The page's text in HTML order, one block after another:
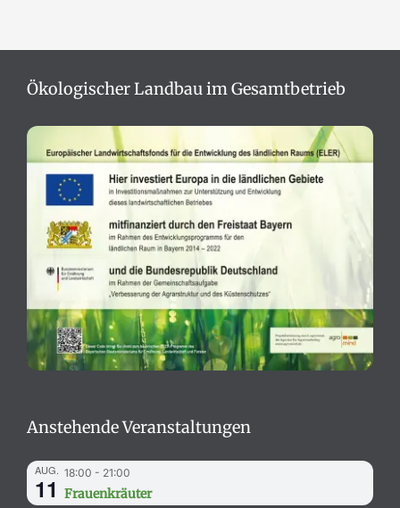
Ökologischer Landbau im Gesamtbetrieb
Anstehende Veranstaltungen
AUG.
11
18:00 - 21:00
Frauenkräuter